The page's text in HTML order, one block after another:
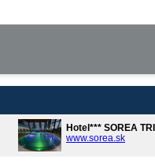
Hotel*** SOREA
www.sorea.sk